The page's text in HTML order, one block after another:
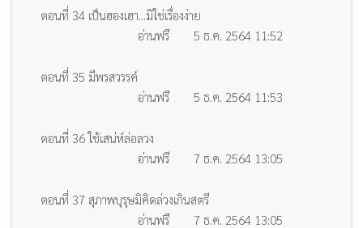
ตอนที่ 34 เป็นฮองเฮา...มิใช่เรื่องง่าย
อ่านฟรี
5 ธ.ค. 2564 11:52
ตอนที่ 35 มีพรสวรรค์
อ่านฟรี
5 ธ.ค. 2564 11:53
ตอนที่ 36 ใช้เสน่ห์ล่อลวง
อ่านฟรี
7 ธ.ค. 2564 13:05
ตอนที่ 37 สุภาพบุรุษมิคิดล่วงเกินสตรี
อ่านฟรี
7 ธ.ค. 2564 13:05